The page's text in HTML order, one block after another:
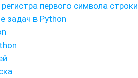
первого символа строки
задач в Python